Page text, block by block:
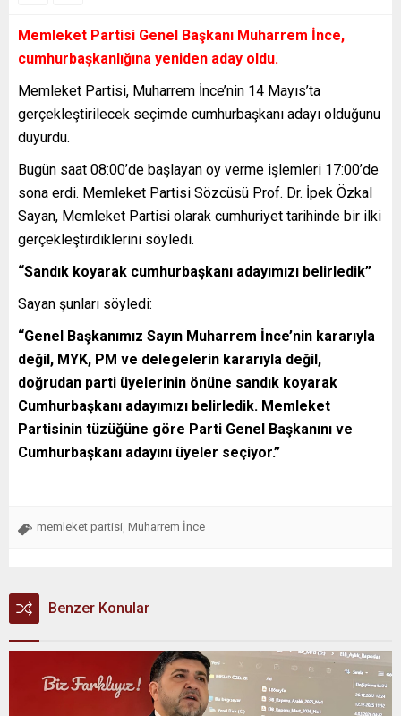
Memleket Partisi Genel Başkanı Muharrem İnce,
cumhurbaşkanlığına yeniden aday oldu.
Memleket Partisi, Muharrem İnce’nin 14 Mayıs’ta
gerçekleştirilecek seçimde cumhurbaşkanı adayı olduğunu
duyurdu.
Bugün saat 08:00’de başlayan oy verme işlemleri 17:00’de
sona erdi. Memleket Partisi Sözcüsü Prof. Dr. İpek Özkal
Sayan, Memleket Partisi olarak cumhuriyet tarihinde bir ilki
gerçekleştirdiklerini söyledi.
“Sandık koyarak cumhurbaşkanı adayımızı belirledik”
Sayan şunları söyledi:
“Genel Başkanımız Sayın Muharrem İnce’nin kararıyla
değil, MYK, PM ve delegelerin kararıyla değil,
doğrudan parti üyelerinin önüne sandık koyarak
Cumhurbaşkanı adayımızı belirledik. Memleket
Partisinin tüzüğüne göre Parti Genel Başkanını ve
Cumhurbaşkanı adayını üyeler seçiyor.”
memleket partisi Muharrem İnce
Benzer Konular